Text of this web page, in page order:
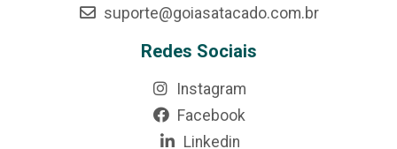
suporte@goiasatacado.com.br
Redes Sociais
Instagram
Facebook
Linkedin